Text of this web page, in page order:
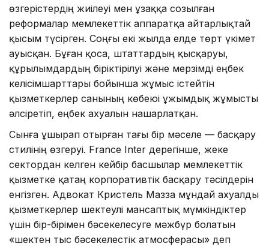
өзгерістердің жиілеуі мен ұзаққа созылған
реформалар мемлекеттік аппаратқа айтарлықтай
қысым түсірген. Соңғы екі жылда елде төрт үкімет
ауысқан. Бұған қоса, штаттардың қысқаруы,
құрылымдардың біріктірілуі және мерзімді еңбек
келісімшарттары бойынша жұмыс істейтін
қызметкерлер санының көбеюі ұжымдық жұмысты
әлсіретіп, еңбек ахуалын нашарлатқан.
Сынға ұшырап отырған тағы бір мәселе — басқару
стилінің өзгеруі. France Inter дерегінше, жеке
сектордан келген кейбір басшылар мемлекеттік
қызметке қатаң корпоративтік басқару тәсілдерін
енгізген. Адвокат Кристель Мазза мұндай ахуалды
қызметкерлер шектеулі мансаптық мүмкіндіктер
үшін бір-бірімен бәсекелесуге мәжбүр болатын
«шектен тыс бәсекелестік атмосферасы» деп